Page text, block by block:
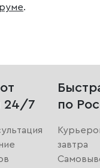
.
24/7
по
завтра